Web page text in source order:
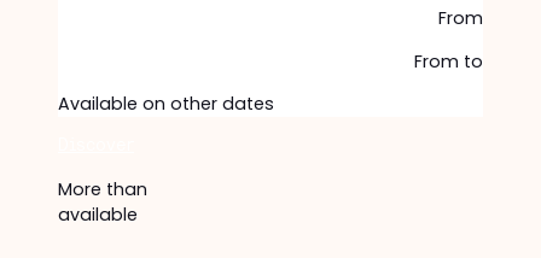
From
From to
Available on other dates
More than
available